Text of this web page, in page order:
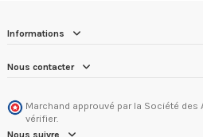
Informations
Nous contacter
Marchand approuvé par la Société des
vérifier.
Nous suivre